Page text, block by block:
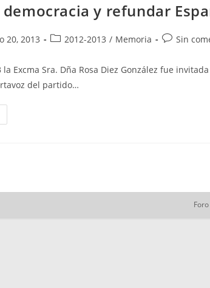
y refundar
20, 2013
Categoría
entrada:
2012-2013 / Memoria
la
entrada:
Sin
la Excma Sra. Dña Rosa Diez González fue
del partido…